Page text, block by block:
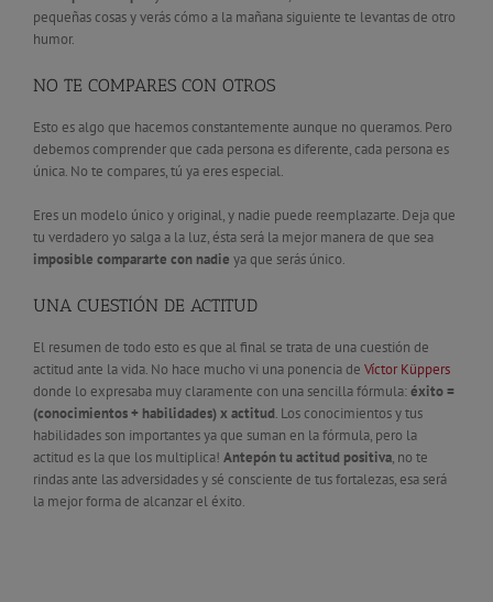
pequeñas cosas y verás cómo a la mañana siguiente te levantas de otro
humor.
NO TE COMPARES CON OTROS
Esto es algo que hacemos constantemente aunque no queramos. Pero
debemos comprender que cada persona es diferente, cada persona es
única. No te compares, tú ya eres especial.
Eres un modelo único y original, y nadie puede reemplazarte. Deja que
tu verdadero yo salga a la luz, ésta será la mejor manera de que sea
imposible compararte con nadie ya que serás único.
UNA CUESTIÓN DE ACTITUD
El resumen de todo esto es que al final se trata de una cuestión de
actitud ante la vida. No hace mucho vi una ponencia de Víctor Küppers
donde lo expresaba muy claramente con una sencilla fórmula:éxito =
(conocimientos + habilidades) x actitud. Los conocimientos y tus
habilidades son importantes ya que suman en la fórmula, pero la
actitud es la que los multiplica! Antepón tu actitud positiva, no te
rindas ante las adversidades y sé consciente de tus fortalezas, esa será
la mejor forma de alcanzar el éxito.